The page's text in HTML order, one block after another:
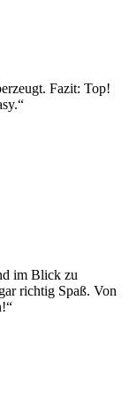
Fazit: Top!
im Blick zu
richtig Spaß. Von